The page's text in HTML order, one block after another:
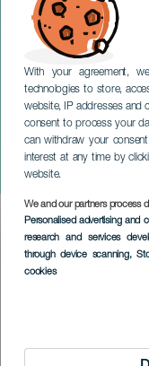
With your agreement,
technologies to store,
website, IP addresses and
consent to process your
can withdraw your
interest at any time by
website.
We and our partners process
Personalised advertising and
research and services
through device scanning,
cookies
Arucas e
GRAN CANARIA
Imagen
Listado